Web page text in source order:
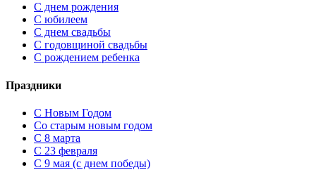
С днем рождения
С юбилеем
С днем свадьбы
С годовщиной свадьбы
С рождением ребенка
Праздники
C Новым Годом
Cо старым новым годом
С 8 марта
С 23 февраля
С 9 мая (с днем победы)